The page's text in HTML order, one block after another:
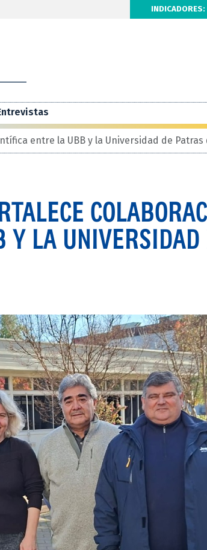
INDICADORES:
entre la UBB y la Universidad de Patras
Y LA UNIVERSIDAD